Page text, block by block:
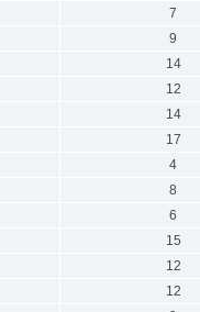
7
9
14
12
14
17
4
8
6
15
12
12